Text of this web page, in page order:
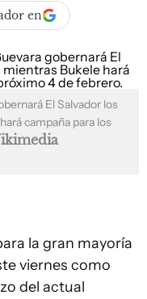
en
El Salvador los
campaña para los
la gran mayoría
viernes como
del actual